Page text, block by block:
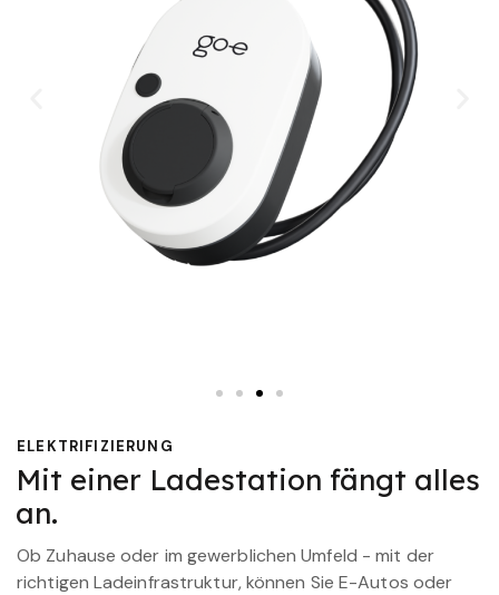
ELEKTRIFIZIERUNG
Mit einer Ladestation fängt alles
an.
Ob Zuhause oder im gewerblichen Umfeld - mit der
richtigen Ladeinfrastruktur, können Sie E-Autos oder